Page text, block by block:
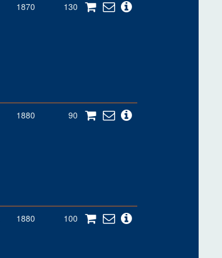
1870 130
1880 90
1880 100